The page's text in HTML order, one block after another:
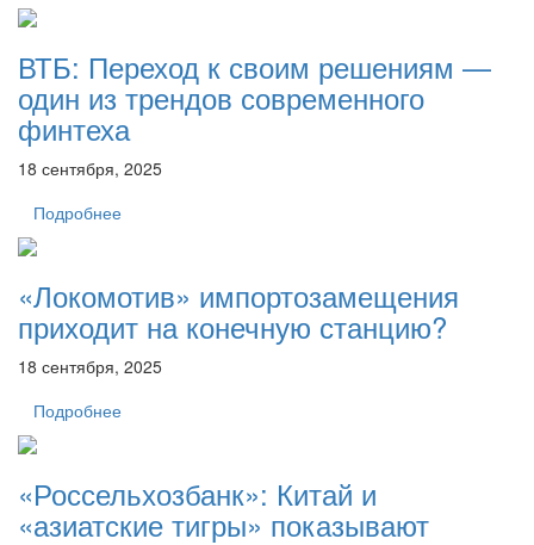
ВТБ: Переход к своим решениям —
один из трендов современного
финтеха
18 сентября, 2025
Подробнее
«Локомотив» импортозамещения
приходит на конечную станцию?
18 сентября, 2025
Подробнее
«Россельхозбанк»: Китай и
«азиатские тигры» показывают